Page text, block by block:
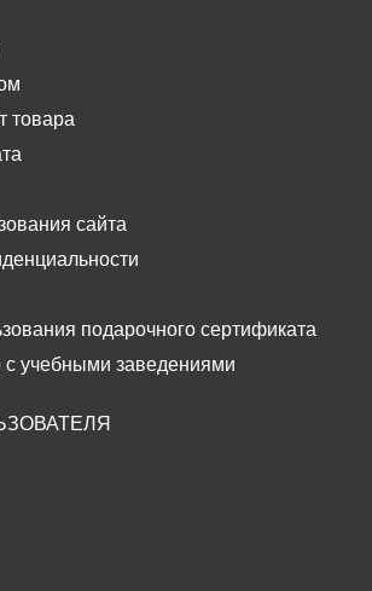
товара
сайта
подарочного сертификата
с учебными заведениями